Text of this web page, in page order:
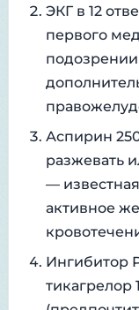
ЭКГ в 12
первого
Аспирин
разжевать
—
активное
Ингибитор
тикагрелор